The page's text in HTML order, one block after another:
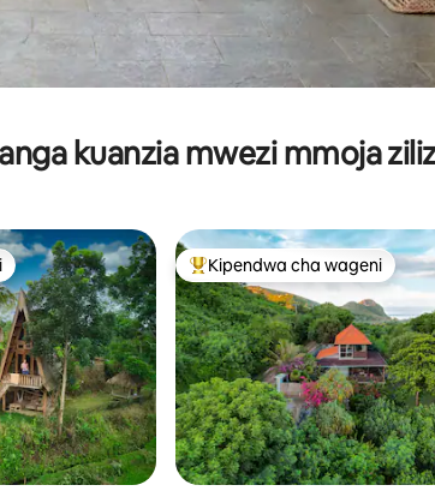
kuanzia mwezi mmoja
5, tathmini 13
Kipendwa maarufu cha wageni
Kipendwa cha wageni